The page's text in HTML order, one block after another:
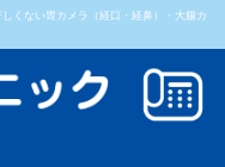
くない胃カメラ（経口・経鼻）・大腸カ